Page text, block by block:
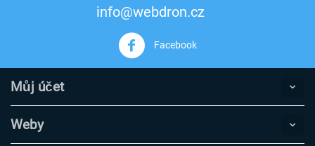
info@webdron.cz
Facebook
Můj účet
Weby